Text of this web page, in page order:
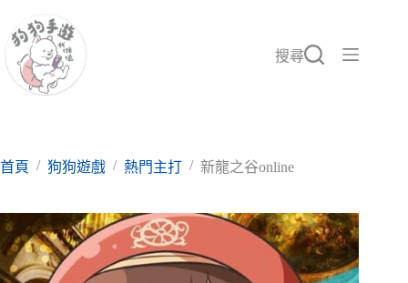
至
要
搜尋
首頁 / 狗狗遊戲 / 熱門主打 / 新龍之谷online